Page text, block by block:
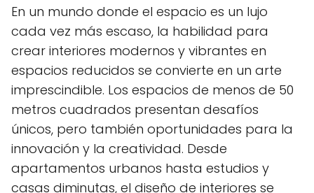
En un mundo donde el espacio es un lujo
cada vez más escaso, la habilidad para
crear interiores modernos y vibrantes en
espacios reducidos se convierte en un arte
imprescindible. Los espacios de menos de 50
metros cuadrados presentan desafíos
únicos, pero también oportunidades para la
innovación y la creatividad. Desde
apartamentos urbanos hasta estudios y
casas diminutas, el diseño de interiores se